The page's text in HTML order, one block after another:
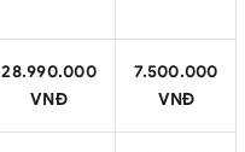
28.990.000
VNĐ
7.500.000
VNĐ